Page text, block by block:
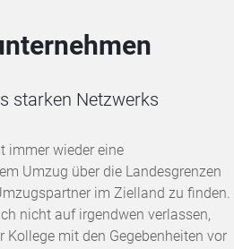
starken Netzwerks
immer wieder eine
Umzug über die Landesgrenzen
im Zielland zu finden.
nicht auf irgendwen verlassen,
mit den Gegebenheiten vor